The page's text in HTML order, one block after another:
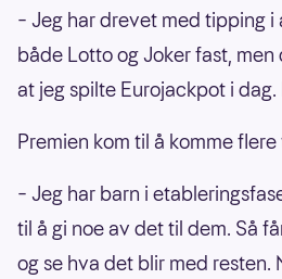
– Jeg har drevet med tipping i
både Lotto og Joker fast,
at jeg spilte Eurojackpot i dag.
Premien kom til å komme
– Jeg har barn i
til å gi noe av det til dem. Så
og se hva det blir med resten.